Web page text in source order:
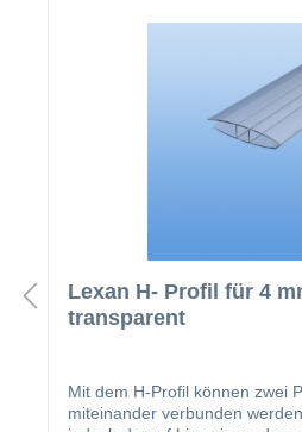
Anforderung an die
Spannweiten sind exzellent
Stärke der verwendeten
bieten ausgezeichnete
Eigenschaften in einer Reihe
und Farben. Die
Lexan H- Profil für 4
transparent
Mit dem H-Profil können zwei
miteinander verbunden